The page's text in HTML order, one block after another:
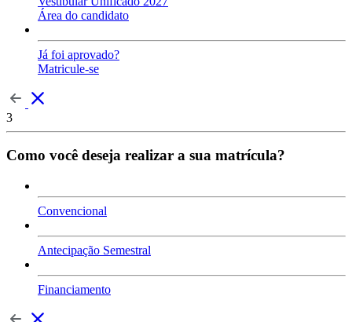
Área do candidato
Já foi aprovado?
Matricule-se
3
Como você deseja realizar a sua matrícula?
Convencional
Antecipação Semestral
Financiamento